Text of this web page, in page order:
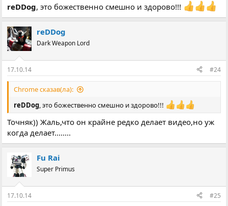
reDDog, это божественно смешно и здорово!!!
reDDog
Dark Weapon Lord
17.10.14 #24
Chrome сказав(ла):
reDDog, это божественно смешно и здорово!!!
Точняк)) Жаль,что он крайне редко делает видео,но уж
когда делает........
Fu Rai
Super Primus
17.10.14 #25